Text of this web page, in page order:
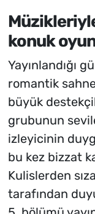
konuk
Yayınlandığı
romantik
büyük
grubunun
izleyicinin
bu kez bizzat
Kulislerden
tarafından